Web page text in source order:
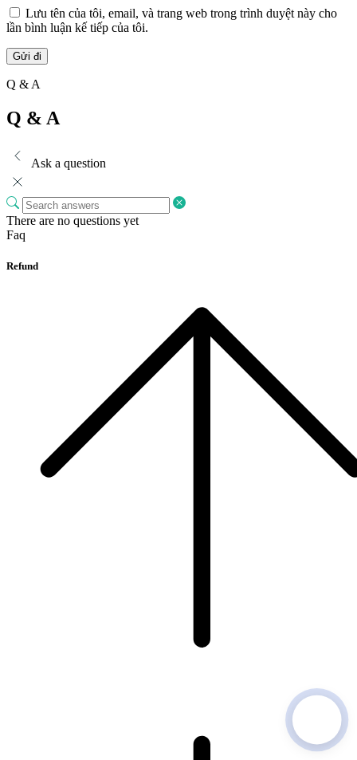
Lưu tên của tôi, email, và trang web trong trình duyệt này cho
lần bình luận kế tiếp của tôi.
Q & A
Q & A
Ask a question
There are no questions yet
Faq
Refund